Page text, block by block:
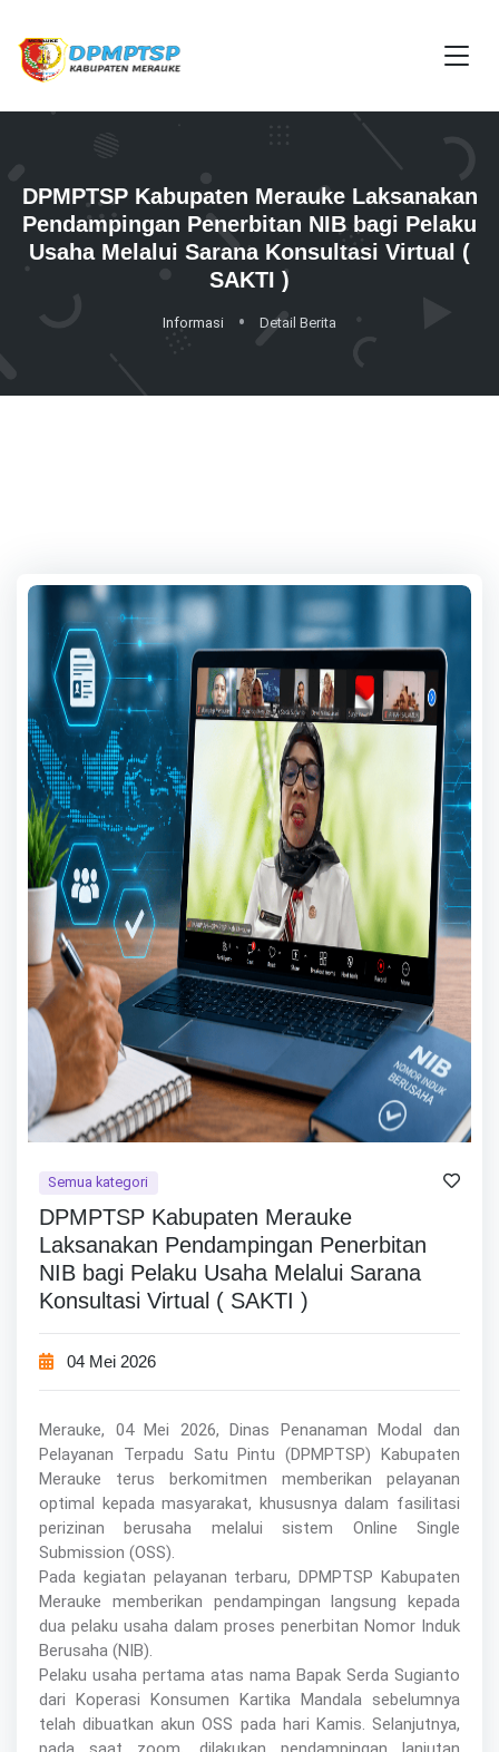
DPMPTSP Kabupaten Merauke Laksanakan
Pendampingan Penerbitan NIB bagi Pelaku
Usaha Melalui Sarana Konsultasi Virtual (
SAKTI )
Informasi Detail Berita
Semua kategori
DPMPTSP Kabupaten Merauke
Laksanakan Pendampingan Penerbitan
NIB bagi Pelaku Usaha Melalui Sarana
Konsultasi Virtual ( SAKTI )
04 Mei 2026
Merauke, 04 Mei 2026, Dinas Penanaman Modal dan
Pelayanan Terpadu Satu Pintu (DPMPTSP) Kabupaten
Merauke terus berkomitmen memberikan pelayanan
optimal kepada masyarakat, khususnya dalam fasilitasi
perizinan berusaha melalui sistem Online Single
Submission (OSS).
Pada kegiatan pelayanan terbaru, DPMPTSP Kabupaten
Merauke memberikan pendampingan langsung kepada
dua pelaku usaha dalam proses penerbitan Nomor Induk
Berusaha (NIB).
Pelaku usaha pertama atas nama Bapak Serda Sugianto
dari Koperasi Konsumen Kartika Mandala sebelumnya
telah dibuatkan akun OSS pada hari Kamis. Selanjutnya,